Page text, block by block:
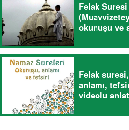
Felak
okunuşu ve
Felak
anlamı,
videolu